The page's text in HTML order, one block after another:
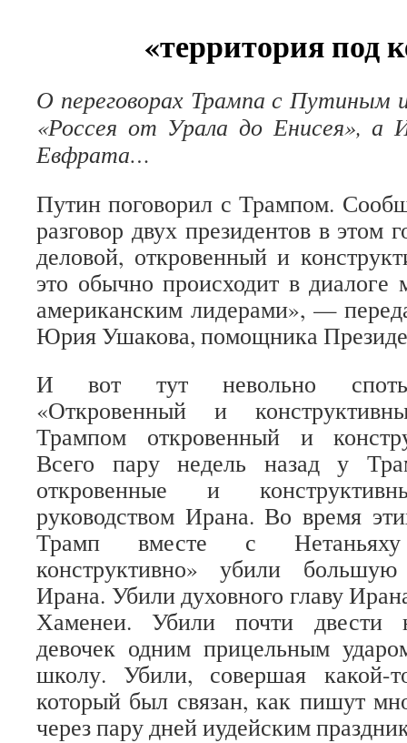
«территория под
О переговорах Трампа с
«Россея от Урала до Енисея», а
Евфрата…
Путин поговорил с Трампом.
разговор двух президентов в этом
деловой, откровенный и
это обычно происходит в
американским лидерами», —
Юрия Ушакова, помощника
И вот тут невольно
«Откровенный и
Трампом откровенный и
Всего пару недель назад у
откровенные и
руководством Ирана. Во время
Трамп вместе с
конструктивно» убили большую
Ирана. Убили духовного главу
Хаменеи. Убили почти двести
девочек одним прицельным
школу. Убили, совершая какой-
который был связан, как пишут
через пару дней иудейским